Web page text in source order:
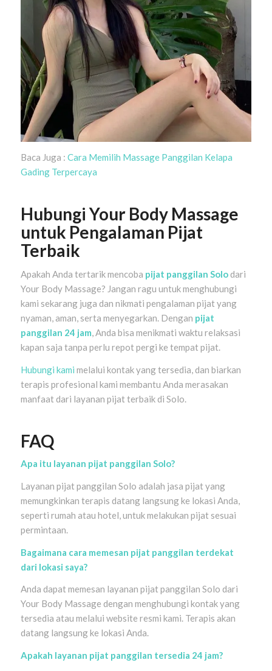
Baca Juga : Cara Memilih Massage Panggilan Kelapa
Gading Terpercaya
Hubungi Your Body Massage
untuk Pengalaman Pijat
Terbaik
Apakah Anda tertarik mencoba pijat panggilan Solodari
Your Body Massage? Jangan ragu untuk menghubungi
kami sekarang juga dan nikmati pengalaman pijat yang
nyaman, aman, serta menyegarkan. Dengan pijat
panggilan 24 jam, Anda bisa menikmati waktu relaksasi
kapan saja tanpa perlu repot pergi ke tempat pijat.
Hubungi kami melalui kontak yang tersedia, dan biarkan
terapis profesional kami membantu Anda merasakan
manfaat dari layanan pijat terbaik di Solo.
FAQ
Apa itu layanan pijat panggilan Solo?
Layanan pijat panggilan Solo adalah jasa pijat yang
memungkinkan terapis datang langsung ke lokasi Anda,
seperti rumah atau hotel, untuk melakukan pijat sesuai
permintaan.
Bagaimana cara memesan pijat panggilan terdekat
dari lokasi saya?
Anda dapat memesan layanan pijat panggilan Solo dari
Your Body Massage dengan menghubungi kontak yang
tersedia atau melalui website resmi kami. Terapis akan
datang langsung ke lokasi Anda.
Apakah layanan pijat panggilan tersedia 24 jam?